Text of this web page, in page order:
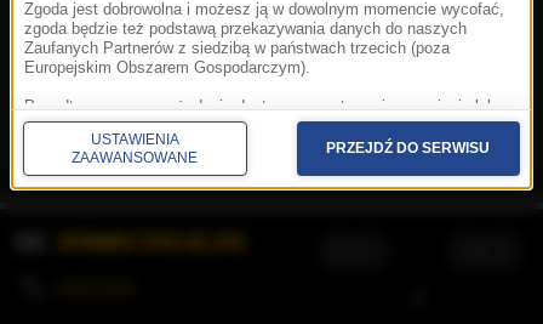
Korzystanie z portalu oznacza akceptację
Prywatność.Aplikacje.© 2026 Radio Muzyka
Fakty Grupa RMF sp. z o.o. sp. k.
Zgoda jest dobrowolna i możesz ją w dowolnym momencie wycofać,
zgoda będzie też podstawą przekazywania danych do naszych
Zaufanych Partnerów z siedzibą w państwach trzecich (poza
Europejskim Obszarem Gospodarczym).
Ponadto masz prawo żądania dostępu, sprostowania, usunięcia lub
ograniczenia przetwarzania danych, a także złożenia skargi do
Prezesa Urzędu Ochrony Danych Osobowych. W polityce prywatności
znajdziesz informacje jak wykonać swoje prawa. Szczegółowe
informacje na temat przetwarzania Twoich danych znajdują się w
USTAWIENIA
ZAAWANSOWANE
PRZEJDŹ DO SERWISU